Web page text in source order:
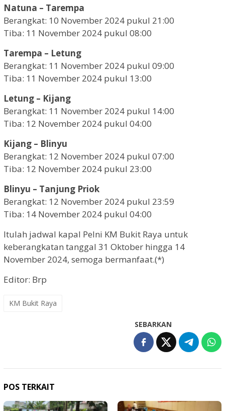
Natuna – Tarempa
Berangkat: 10 November 2024 pukul 21:00
Tiba: 11 November 2024 pukul 08:00
Tarempa – Letung
Berangkat: 11 November 2024 pukul 09:00
Tiba: 11 November 2024 pukul 13:00
Letung – Kijang
Berangkat: 11 November 2024 pukul 14:00
Tiba: 12 November 2024 pukul 04:00
Kijang – Blinyu
Berangkat: 12 November 2024 pukul 07:00
Tiba: 12 November 2024 pukul 23:00
Blinyu – Tanjung Priok
Berangkat: 12 November 2024 pukul 23:59
Tiba: 14 November 2024 pukul 04:00
Itulah jadwal kapal Pelni KM Bukit Raya untuk
keberangkatan tanggal 31 Oktober hingga 14
November 2024, semoga bermanfaat.(*)
Editor: Brp
KM Bukit Raya
SEBARKAN
POS TERKAIT